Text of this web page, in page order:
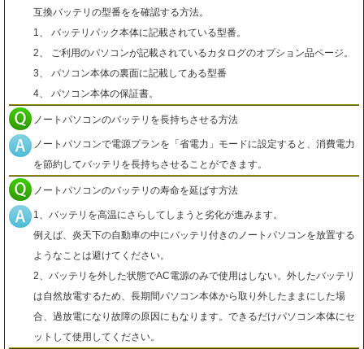
互換バッテリの型番をを確認する方法。
1、 バッテリパック本体に記載されている型番。
2、 ご利用のパソコンが記載されているカタログのオプション品ページ。
3、 パソコン本体の裏面に記載してある型番
4、 パソコン本体の保証書。
ノートパソコンのバッテリを長持ちさせる方法
ノートパソコンで電源プランを「省電力」モードに設定すると、消費電力
を節約してバッテリを長持ちさせることができます。
ノートパソコンのバッテリの寿命を延ばす方法
1、バッテリを高温にさらしてしまうと劣化が進みます。
例えば、炎天下の自動車の中にバッテリ付きのノートパソコンを放置する
ようなことは避けてください。
2、バッテリを外した状態でAC電源のみで使用はしない。外したバッテリ
は自然放電するため、長期間パソコン本体から取り外したままにした場
合、過放電になり故障の原因にもなります。できるだけパソコン本体にセ
ットして使用してください。